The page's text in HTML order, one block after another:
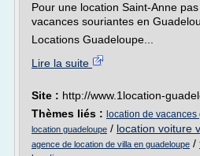
Pour une location Saint-Anne
vacances souriantes en
Locations Guadeloupe...
Lire la suite
Site : http://www.1location-
Thèmes liés : location de
location guadeloupe / location voiture
agence de location de villa en guadeloupe /